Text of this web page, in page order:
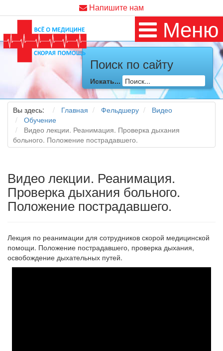
Напишите нам
Меню
Поиск по сайту
Искать...
Вы здесь: Главная Фельдшеру
Видео
Обучение
Видео лекции. Реанимация. Проверка дыхания
больного. Положение пострадавшего.
Видео лекции. Реанимация.
Проверка дыхания больного.
Положение пострадавшего.
Лекция по реанимации для сотрудников скорой медицинской
помощи. Положение пострадавшего, проверка дыхания,
освобождение дыхательных путей.